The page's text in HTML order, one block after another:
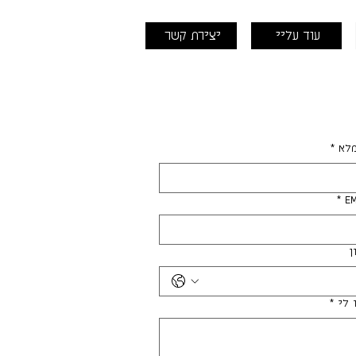
עוד עליי יצירת קשר
*
*
לי *